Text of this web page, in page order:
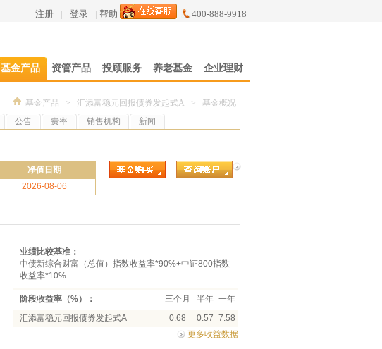
注册 | 登录 | 帮助 400-888-9918
基金产品 资管产品 投顾服务 养老基金 企业理财
基金产品 > 汇添富稳元回报债券发起式A > 基金概况
公告 费率 销售机构 新闻
净值日期
2026-08-06
业绩比较基准：
中债新综合财富（总值）指数收益率*90%+中证800指数
收益率*10%
阶段收益率（%）： 三个月 半年 一年
汇添富稳元回报债券发起式A 0.68 0.57
7.58
更多收益数据